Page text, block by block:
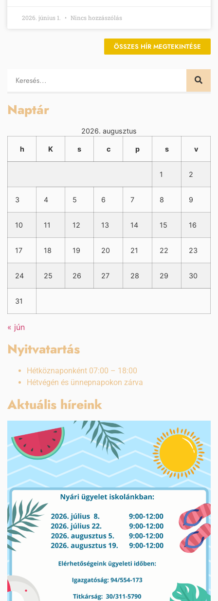
2026. június 1. Nincs hozzászólás
ÖSSZES HÍR MEGTEKINTÉSE
Naptár
2026. augusztus
h K s c p s v
1 2
3 4 5 6 7 8 9
10 11 12 13 14 15 16
17 18 19 20 21 22 23
24 25 26 27 28 29 30
31
« jún
Nyitvatartás
Hétköznaponként 07:00 – 18:00
Hétvégén és ünnepnapokon zárva
Aktuális híreink